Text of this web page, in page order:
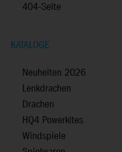
404-Seite
KATALOGE
Neuheiten 2026
Lenkdrachen
Drachen
HQ4 Powerkites
Windspiele